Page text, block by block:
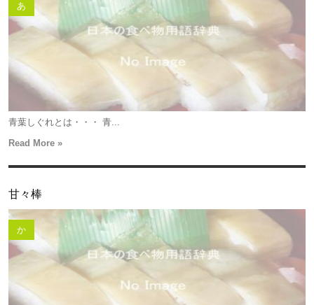
あ
青葉しぐれとは・・・ 青...
Read More »
甘々棒
か